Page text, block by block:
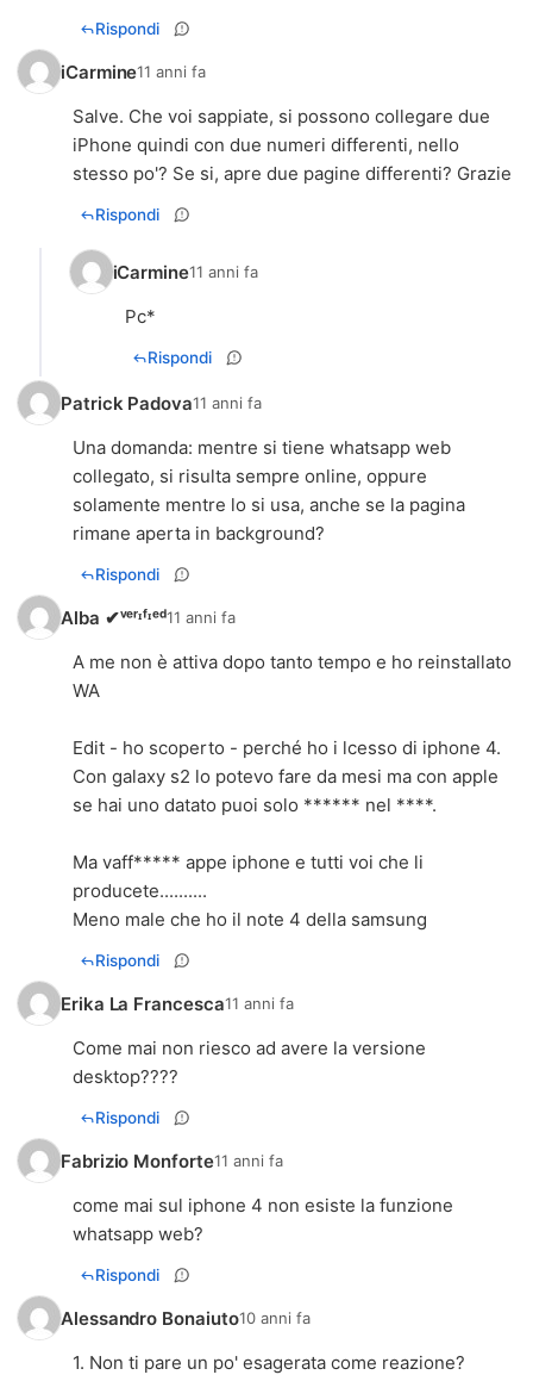
Rispondi
iCarmine11 anni fa
Salve. Che voi sappiate, si possono collegare due
iPhone quindi con due numeri differenti, nello
stesso po'? Se si, apre due pagine differenti? Grazie
Rispondi
iCarmine11 anni fa
Pc*
Rispondi
Patrick Padova11 anni fa
Una domanda: mentre si tiene whatsapp web
collegato, si risulta sempre online, oppure
solamente mentre lo si usa, anche se la pagina
rimane aperta in background?
Rispondi
Alba ✔ᵛᵉʳᶦᶠᶦᵉᵈ11 anni fa
A me non è attiva dopo tanto tempo e ho reinstallato
WA
Edit - ho scoperto - perché ho i lcesso di iphone 4.
Con galaxy s2 lo potevo fare da mesi ma con apple
se hai uno datato puoi solo ****** nel ****.
Ma vaff***** appe iphone e tutti voi che li
producete..........
Meno male che ho il note 4 della samsung
Rispondi
Erika La Francesca11 anni fa
Come mai non riesco ad avere la versione
desktop????
Rispondi
Fabrizio Monforte11 anni fa
come mai sul iphone 4 non esiste la funzione
whatsapp web?
Rispondi
Alessandro Bonaiuto10 anni fa
1. Non ti pare un po' esagerata come reazione?